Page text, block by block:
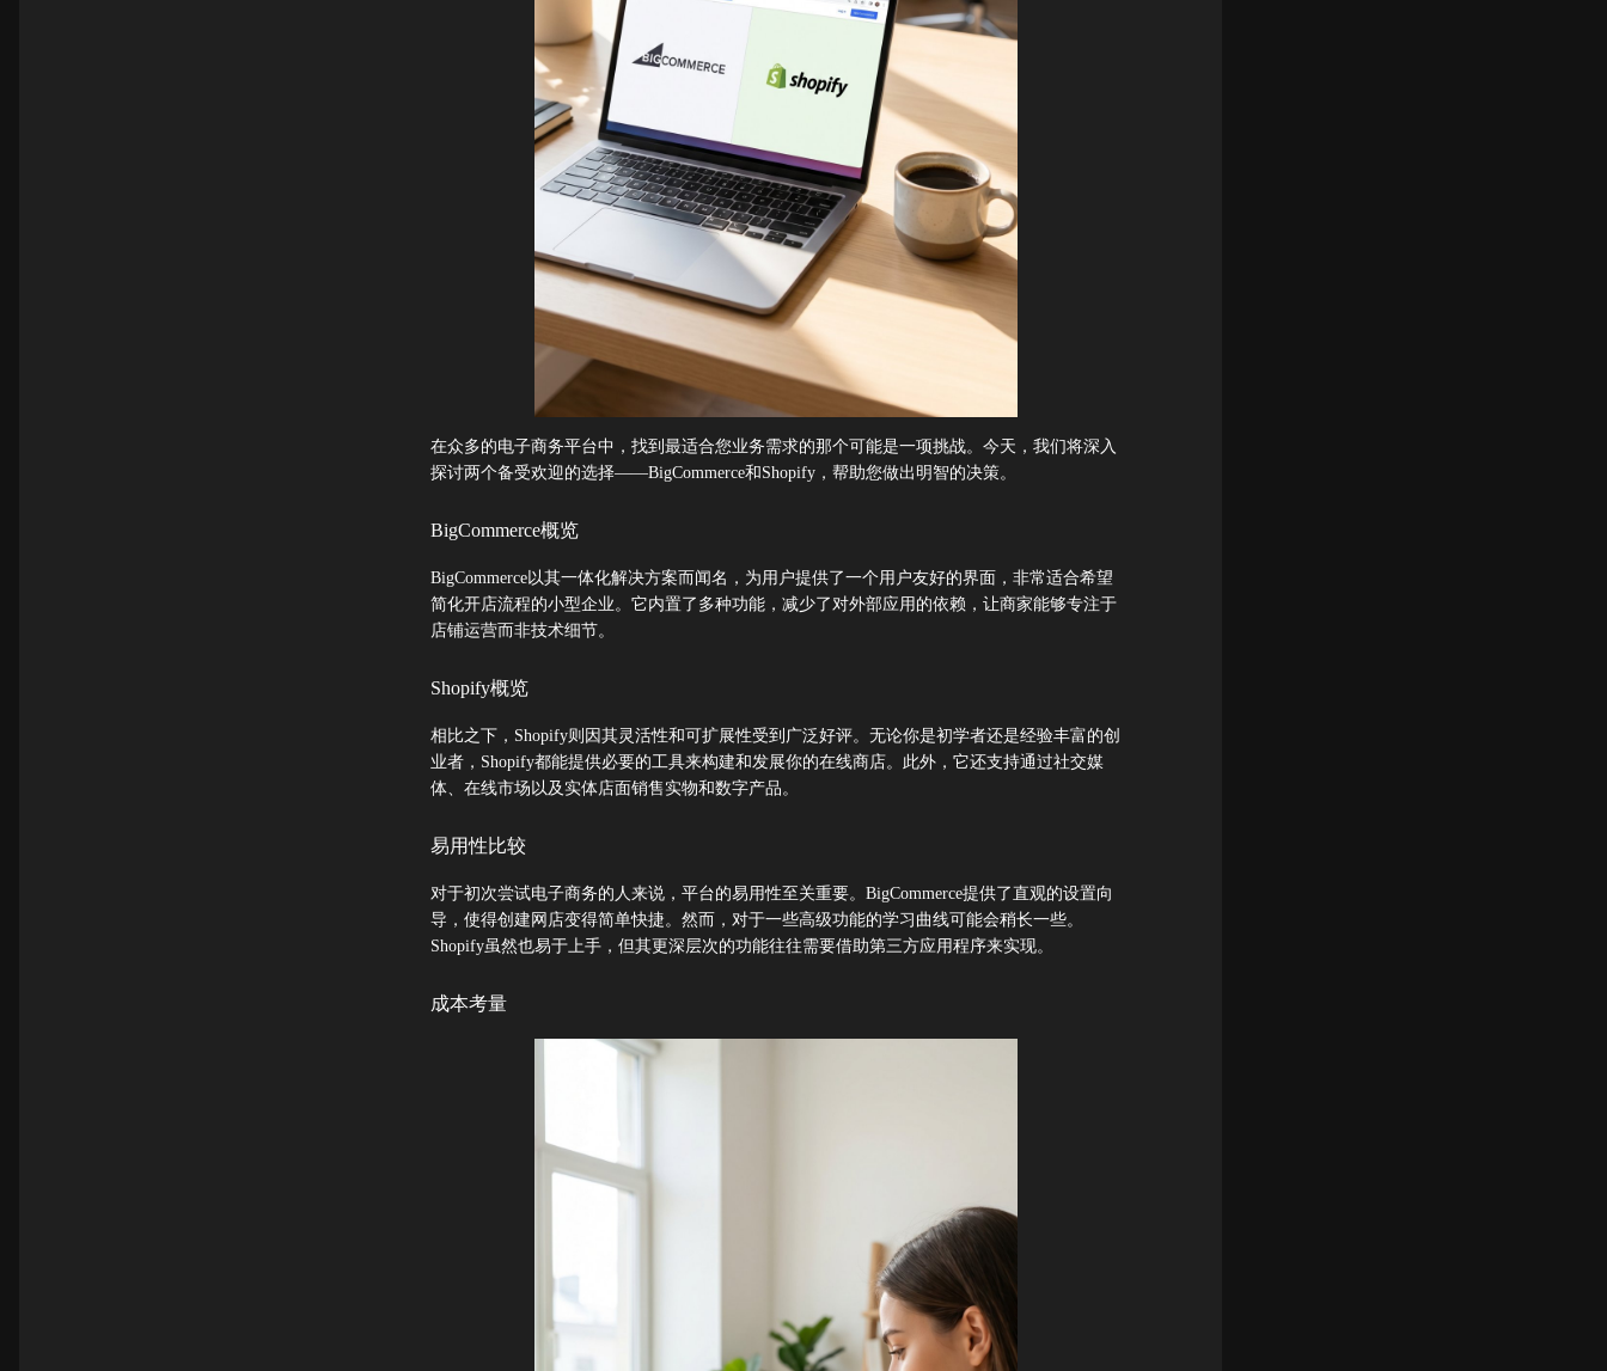
在众多的电子商务平台中，找到最适合您业务需求的那个可能是一项挑战。今天，我们将深入
探讨两个备受欢迎的选择——BigCommerce和Shopify，帮助您做出明智的决策。
BigCommerce概览
BigCommerce以其一体化解决方案而闻名，为用户提供了一个用户友好的界面，非常适合希望
简化开店流程的小型企业。它内置了多种功能，减少了对外部应用的依赖，让商家能够专注于
店铺运营而非技术细节。
Shopify概览
相比之下，Shopify则因其灵活性和可扩展性受到广泛好评。无论你是初学者还是经验丰富的创
业者，Shopify都能提供必要的工具来构建和发展你的在线商店。此外，它还支持通过社交媒
体、在线市场以及实体店面销售实物和数字产品。
易用性比较
对于初次尝试电子商务的人来说，平台的易用性至关重要。BigCommerce提供了直观的设置向
导，使得创建网店变得简单快捷。然而，对于一些高级功能的学习曲线可能会稍长一些。
Shopify虽然也易于上手，但其更深层次的功能往往需要借助第三方应用程序来实现。
成本考量